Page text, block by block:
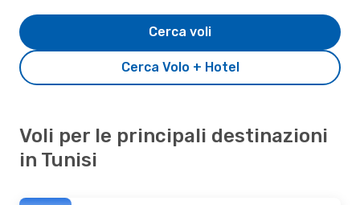
Cerca Volo + Hotel
Cerca voli
Voli per le principali destinazioni
in Tunisi